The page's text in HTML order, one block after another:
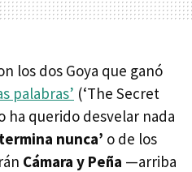
los dos Goya que ganó
palabras’ (‘The Secret
ha querido desvelar nada
nunca’ o de los
Cámara y Peña —arriba